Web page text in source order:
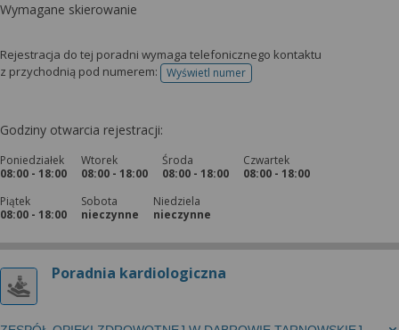
Wymagane skierowanie
Rejestracja do tej poradni wymaga telefonicznego kontaktu
z przychodnią pod numerem:
Wyświetl numertelefonu do rejestracji
Godziny otwarcia rejestracji:
Poniedziałek
08:00 - 18:00
Wtorek
08:00 - 18:00
Środa
08:00 - 18:00
Czwartek
08:00 - 18:00
Piątek
08:00 - 18:00
Sobota
nieczynne
Niedziela
nieczynne
Poradnia kardiologiczna